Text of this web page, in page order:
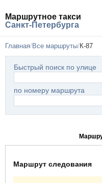
Маршрутное такси
Санкт-Петербурга
Главная Все маршруты К-87
Быстрый поиск по улице
по номеру маршрута
Маршрут следования